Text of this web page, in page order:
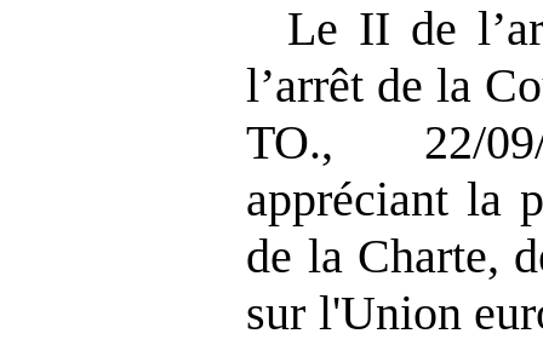
Le II de
l’arrêt de la
TO., 22/
appréciant la
de la Charte,
sur l'Union